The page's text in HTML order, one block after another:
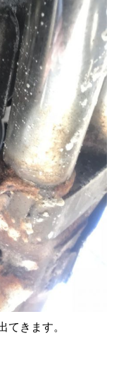
てきます。